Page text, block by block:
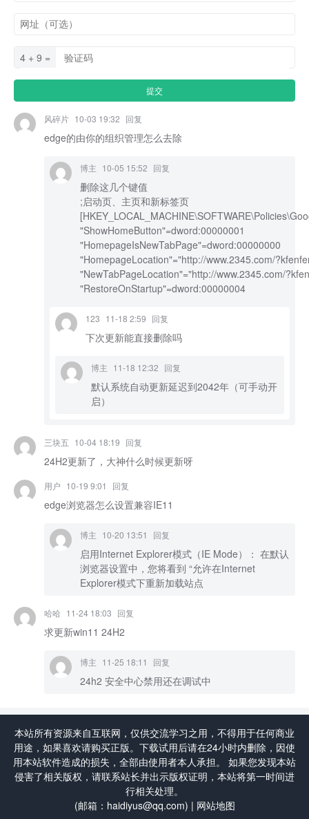
4 + 9 =
风碎片 10-03 19:32 回复
edge的由你的组织管理怎么去除
博主 10-05 15:52 回复
删除这几个键值
;启动页、主页和新标签页
"ShowHomeButton"=dword:00000001
"HomepageIsNewTabPage"=dword:00000000
"HomepageLocation"="http://www.2345.com/
"NewTabPageLocation"="http://www.2345.com/
"RestoreOnStartup"=dword:00000004
123 11-18 2:59 回复
下次更新能直接删除吗
博主 11-18 12:32 回复
默认系统自动更新延迟到2042年（可手动开
启）
三块五 10-04 18:19 回复
24H2更新了，大神什么时候更新呀
用户 10-19 9:01 回复
edge浏览器怎么设置兼容IE11
博主 10-20 13:51 回复
启用Internet Explorer模式（IE Mode）： 在默认
浏览器设置中，您将看到 “允许在Internet
Explorer模式下重新加载站点
哈哈 11-24 18:03 回复
求更新win11 24H2
博主 11-25 18:11 回复
24h2 安全中心禁用还在调试中
本站所有资源来自互联网，仅供交流学习之用，不得用于任何商业
用途，如果喜欢请购买正版。下载试用后请在24小时内删除，因使
用本站软件造成的损失，全部由使用者本人承担。 如果您发现本站
侵害了相关版权，请联系站长并出示版权证明，本站将第一时间进
行相关处理。
(邮箱：haidiyus@qq.com) | 网站地图